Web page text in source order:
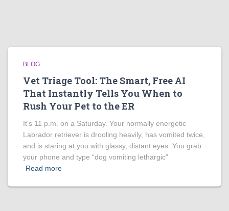
BLOG
Vet Triage Tool: The Smart, Free AI
That Instantly Tells You When to
Rush Your Pet to the ER
It’s 11 p.m. on a Saturday. Your normally energetic
Labrador retriever is drooling heavily, has vomited twice,
and is staring at you with glassy, distant eyes. You grab
your phone and type “dog vomiting lethargic”
Read more